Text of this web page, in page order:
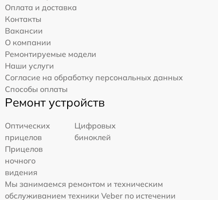
Оплата и доставка
Контакты
Вакансии
О компании
Ремонтируемые модели
Наши услуги
Согласие на обработку персональных данных
Способы оплаты
Ремонт устройств
Оптических
прицелов
Цифровых
биноклей
Прицелов
ночного
видения
Мы занимаемся ремонтом и техническим
обслуживанием техники Veber по истечении